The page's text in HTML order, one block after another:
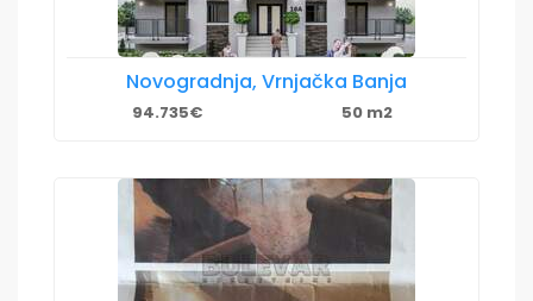
Novogradnja, Vrnjačka Banja
94.735€ 50 m2